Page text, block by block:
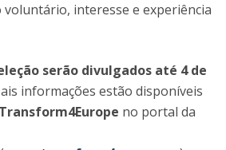
interesse e experiência
serão divulgados até 4 de
informações estão disponíveis
Transform4Europe no portal da